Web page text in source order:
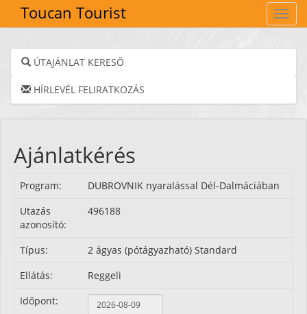
Toucan Tourist
ÚTAJÁNLAT KERESŐ
HÍRLEVÉL FELIRATKOZÁS
Ajánlatkérés
Program:
DUBROVNIK nyaralással Dél-Dalmáciában
Utazás
azonosító:
496188
Típus:
2 ágyas (pótágyazható) Standard
Ellátás:
Reggeli
Időpont: